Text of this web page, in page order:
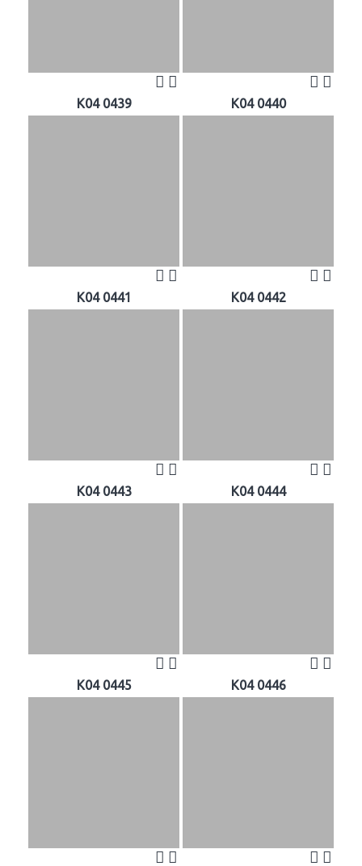
K04 0439 K04 0440
K04 0441 K04 0442
K04 0443 K04 0444
K04 0445 K04 0446